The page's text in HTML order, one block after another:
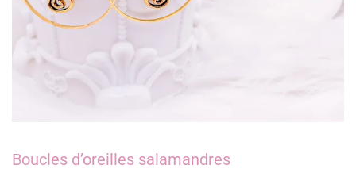
Boucles d’oreilles salamandres